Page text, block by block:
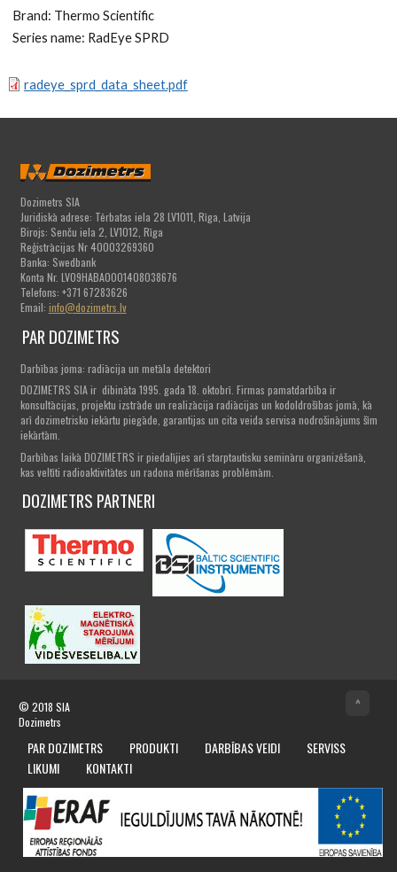
Brand: Thermo Scientific
Series name: RadEye SPRD
radeye_sprd_data_sheet.pdf
Dozimetrs SIA
Juridiskā adrese: Tērbatas iela 28 LV1011, Rīga, Latvija
Birojs: Senču iela 2, LV1012, Rīga
Reģistrācijas Nr 40003269360
Banka: Swedbank
Konta Nr. LV09HABA0001408038676
Telefons: +371 67283626
Email: info@dozimetrs.lv
PAR DOZIMETRS
Darbības joma: radiācija un metāla detektori
DOZIMETRS SIA ir dibināta 1995. gada 18. oktobrī. Firmas pamatdarbība ir
konsultācijas, projektu izstrāde un realizācija radiācijas un kodoldrošības jomā, kā
arī dozimetrisko iekārtu piegāde, garantijas un cita veida servisa nodrošinājums šīm
iekārtām.
Darbības laikā DOZIMETRS ir piedalījies arī starptautisku semināru organizēšanā,
kas veltīti radioaktivitātes un radona mērīšanas problēmām.
DOZIMETRS PARTNERI
© 2018 SIA
Dozimetrs
^
PAR DOZIMETRS PRODUKTI DARBĪBAS VEIDI
SERVISS
LIKUMI
KONTAKTI